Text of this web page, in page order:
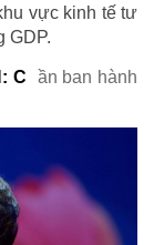
vực kinh tế tư
GDP.
C
ần ban hành